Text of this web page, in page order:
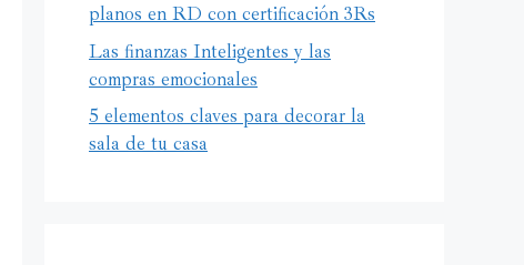
planos en RD con certificación 3Rs
Las finanzas Inteligentes y las
compras emocionales
5 elementos claves para decorar la
sala de tu casa